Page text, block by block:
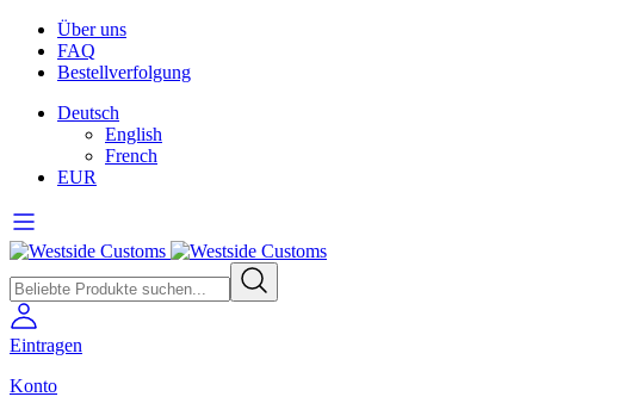
Über uns
FAQ
Bestellverfolgung
Deutsch
English
French
EUR
Eintragen
Konto